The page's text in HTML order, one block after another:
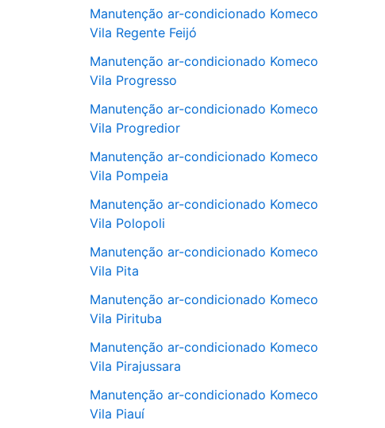
Manutenção ar-condicionado Komeco
Vila Regente Feijó
Manutenção ar-condicionado Komeco
Vila Progresso
Manutenção ar-condicionado Komeco
Vila Progredior
Manutenção ar-condicionado Komeco
Vila Pompeia
Manutenção ar-condicionado Komeco
Vila Polopoli
Manutenção ar-condicionado Komeco
Vila Pita
Manutenção ar-condicionado Komeco
Vila Pirituba
Manutenção ar-condicionado Komeco
Vila Pirajussara
Manutenção ar-condicionado Komeco
Vila Piauí